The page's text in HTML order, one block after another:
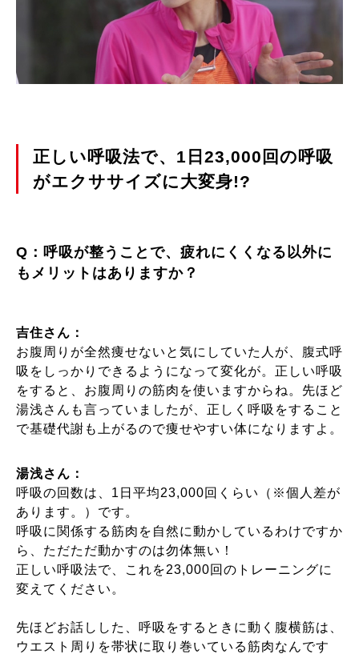
正しい呼吸法で、1日23,000回の呼吸
がエクササイズに大変身!?
Q：呼吸が整うことで、疲れにくくなる以外に
もメリットはありますか？
吉住さん：
お腹周りが全然痩せないと気にしていた人が、腹式呼
吸をしっかりできるようになって変化が。正しい呼吸
をすると、お腹周りの筋肉を使いますからね。先ほど
湯浅さんも言っていましたが、正しく呼吸をすること
で基礎代謝も上がるので痩せやすい体になりますよ。
湯浅さん：
呼吸の回数は、1日平均23,000回くらい（※個人差が
あります。）です。
呼吸に関係する筋肉を自然に動かしているわけですか
ら、ただただ動かすのは勿体無い！
正しい呼吸法で、これを23,000回のトレーニングに
変えてください。
先ほどお話しした、呼吸をするときに動く腹横筋は、
ウエスト周りを帯状に取り巻いている筋肉なんです